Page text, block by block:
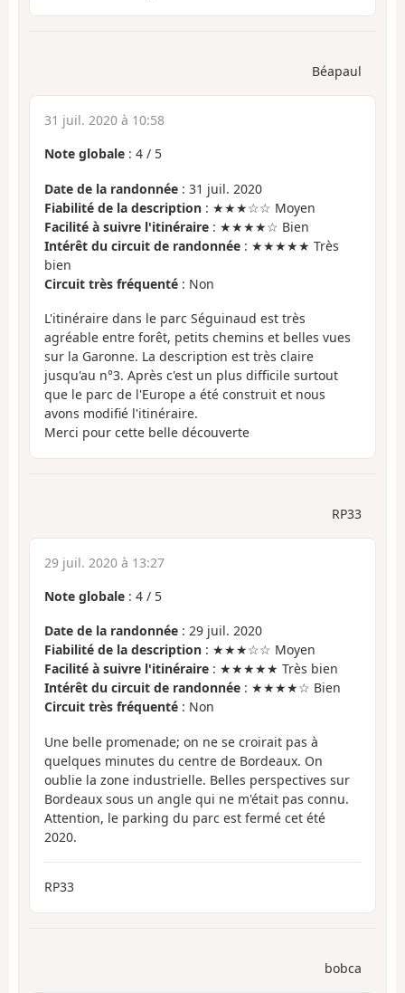
Béapaul
31 juil. 2020 à 10:58
Note globale : 4 / 5
Date de la randonnée : 31 juil. 2020
Fiabilité de la description : ★★★☆☆ Moyen
Facilité à suivre l'itinéraire : ★★★★☆ Bien
Intérêt du circuit de randonnée : ★★★★★ Très
bien
Circuit très fréquenté : Non
L'itinéraire dans le parc Séguinaud est très
agréable entre forêt, petits chemins et belles vues
sur la Garonne. La description est très claire
jusqu'au n°3. Après c'est un plus difficile surtout
que le parc de l'Europe a été construit et nous
avons modifié l'itinéraire.
Merci pour cette belle découverte
RP33
29 juil. 2020 à 13:27
Note globale : 4 / 5
Date de la randonnée : 29 juil. 2020
Fiabilité de la description : ★★★☆☆ Moyen
Facilité à suivre l'itinéraire : ★★★★★ Très bien
Intérêt du circuit de randonnée : ★★★★☆ Bien
Circuit très fréquenté : Non
Une belle promenade; on ne se croirait pas à
quelques minutes du centre de Bordeaux. On
oublie la zone industrielle. Belles perspectives sur
Bordeaux sous un angle qui ne m'était pas connu.
Attention, le parking du parc est fermé cet été
2020.
RP33
bobca